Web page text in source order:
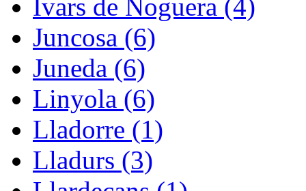
Ivars de Noguera (4)
Juncosa (6)
Juneda (6)
Linyola (6)
Lladorre (1)
Lladurs (3)